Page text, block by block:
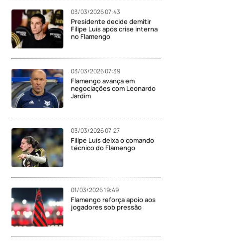
03/03/2026 07:43
Presidente decide demitir
Filipe Luís após crise interna
no Flamengo
03/03/2026 07:39
Flamengo avança em
negociações com Leonardo
Jardim
03/03/2026 07:27
Filipe Luís deixa o comando
técnico do Flamengo
01/03/2026 19:49
Flamengo reforça apoio aos
jogadores sob pressão